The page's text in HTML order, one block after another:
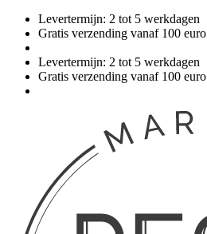
Levertermijn: 2 tot 5 werkdagen
Gratis verzending vanaf 100 euro
Levertermijn: 2 tot 5 werkdagen
Gratis verzending vanaf 100 euro